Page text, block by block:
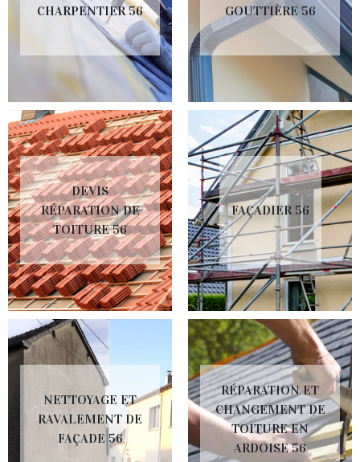
CHARPENTIER 56
GOUTTIÈRE 56
DEVIS
RÉPARATION DE
TOITURE 56
FAÇADIER 56
NETTOYAGE ET
RAVALEMENT DE
FAÇADE 56
RÉPARATION ET
CHANGEMENT DE
TOITURE EN
ARDOISE 56